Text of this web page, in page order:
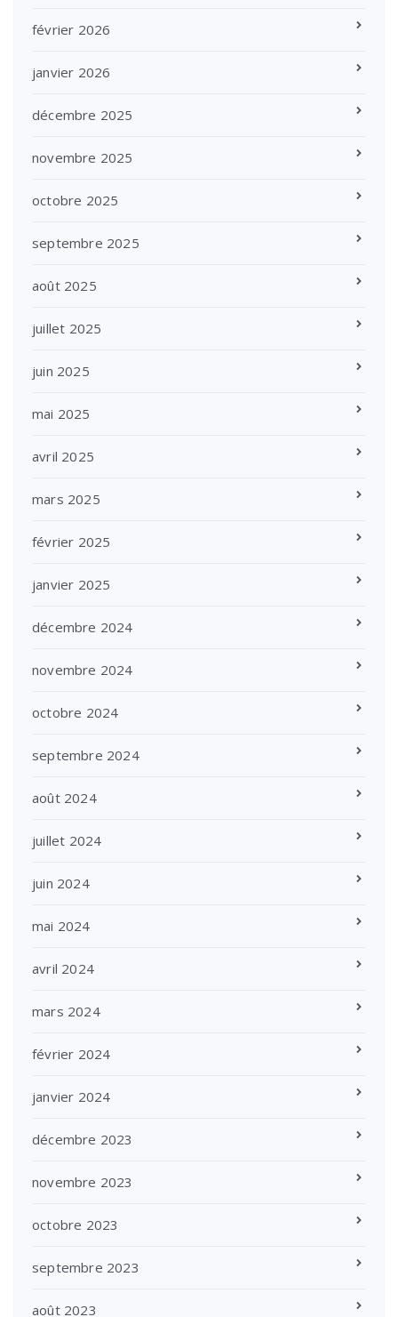
février 2026
janvier 2026
décembre 2025
novembre 2025
octobre 2025
septembre 2025
août 2025
juillet 2025
juin 2025
mai 2025
avril 2025
mars 2025
février 2025
janvier 2025
décembre 2024
novembre 2024
octobre 2024
septembre 2024
août 2024
juillet 2024
juin 2024
mai 2024
avril 2024
mars 2024
février 2024
janvier 2024
décembre 2023
novembre 2023
octobre 2023
septembre 2023
août 2023